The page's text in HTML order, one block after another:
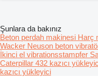
Şunlara da bakınız
Beton perdah makinesi Harç
Wacker Neuson beton
İkinci el vibrationsstampfer
Caterpillar 432 kazıcı
kazıcı yükleyici